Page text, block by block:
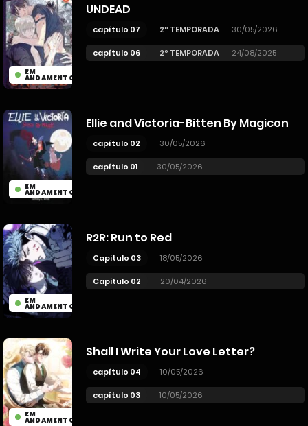
EM
ANDAMENTO
UNDEAD
capítulo 07 2º TEMPORADA 30/05/2026
capítulo 06 2º TEMPORADA 24/08/2025
EM
ANDAMENTO
Ellie and Victoria-Bitten By Magicon
capítulo 02 30/05/2026
capítulo 01 30/05/2026
EM
ANDAMENTO
R2R: Run to Red
Capitulo 03 18/05/2026
Capitulo 02 20/04/2026
EM
ANDAMENTO
Shall I Write Your Love Letter?
capítulo 04 10/05/2026
capítulo 03 10/05/2026